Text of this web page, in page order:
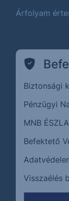
Árfolyam
Biztonsági
Pénzügyi
MNB ÉSZLA
Befektető
Visszaélés